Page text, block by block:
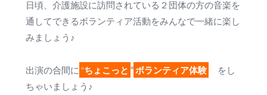
日頃、介護施設に訪問されている２団体の方の音楽を
通してできるボランティア活動をみんなで一緒に楽し
みましょう♪
出演の合間に “ちょこっと “ ボランティア体験
をし
ちゃいましょう♪